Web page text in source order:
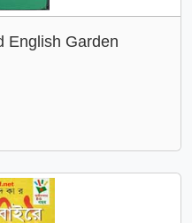
English Garden